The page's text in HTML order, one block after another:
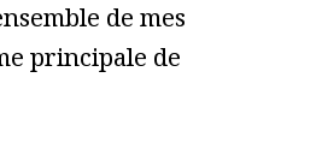
de mes
principale de